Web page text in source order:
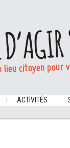
lieu citoyen
ACTIVITÉS